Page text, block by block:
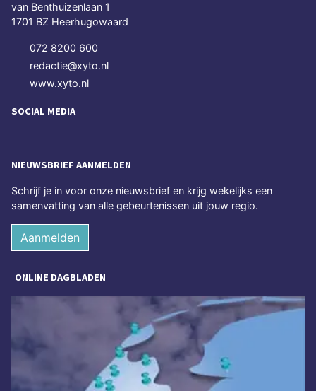
van Benthuizenlaan 1
1701 BZ Heerhugowaard
072 8200 600
redactie@xyto.nl
www.xyto.nl
SOCIAL MEDIA
NIEUWSBRIEF AANMELDEN
Schrijf je in voor onze nieuwsbrief en krijg wekelijks een
samenvatting van alle gebeurtenissen uit jouw regio.
Aanmelden
ONLINE DAGBLADEN